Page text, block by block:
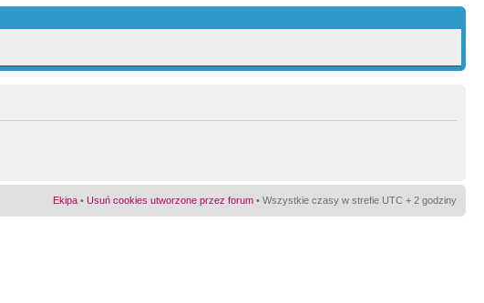
Ekipa • Usuń cookies utworzone przez forum • Wszystkie czasy w strefie UTC + 2 godziny